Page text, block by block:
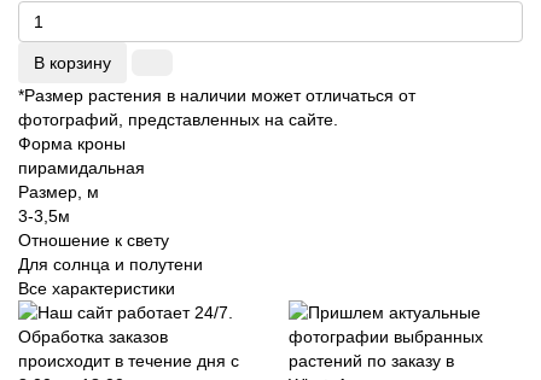
В корзину
*Размер растения в наличии может отличаться от
фотографий, представленных на сайте.
Форма кроны
пирамидальная
Размер, м
3-3,5м
Отношение к свету
Для солнца и полутени
Все характеристики